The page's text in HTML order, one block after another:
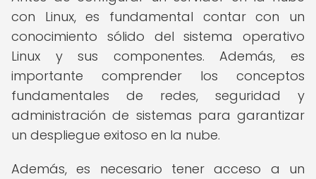
con Linux, es fundamental contar con un
conocimiento sólido del sistema operativo
Linux y sus componentes. Además, es
importante comprender los conceptos
fundamentales de redes, seguridad y
administración de sistemas para garantizar
un despliegue exitoso en la nube.
Además, es necesario tener acceso a un